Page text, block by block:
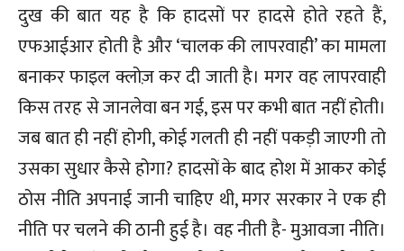
दुख की बात यह है कि हादसों पर हादसे होते रहते हैं,
एफआईआर होती है और ‘चालक की लापरवाही’ का मामला
बनाकर फाइल क्लोज़ कर दी जाती है। मगर वह लापरवाही
किस तरह से जानलेवा बन गई, इस पर कभी बात नहीं होती।
जब बात ही नहीं होगी, कोई गलती ही नहीं पकड़ी जाएगी तो
उसका सुधार कैसे होगा? हादसों के बाद होश में आकर कोई
ठोस नीति अपनाई जानी चाहिए थी, मगर सरकार ने एक ही
नीति पर चलने की ठानी हुई है। वह नीती है- मुआवजा नीति।